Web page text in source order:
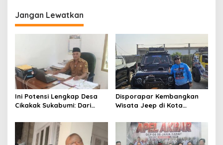
Jangan Lewatkan
Ini Potensi Lengkap Desa
Cikakak Sukabumi: Dari
Musang King
Disporapar Kembangkan
Wisata Jeep di Kota
Wisata Air Panas Cikundul:
Upaya Peningkatan PAD